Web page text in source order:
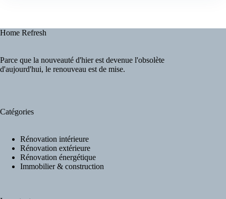
Home Refresh
Parce que la nouveauté d'hier est devenue l'obsolète
d'aujourd'hui, le renouveau est de mise.
Catégories
Rénovation intérieure
Rénovation extérieure
Rénovation énergétique
Immobilier & construction